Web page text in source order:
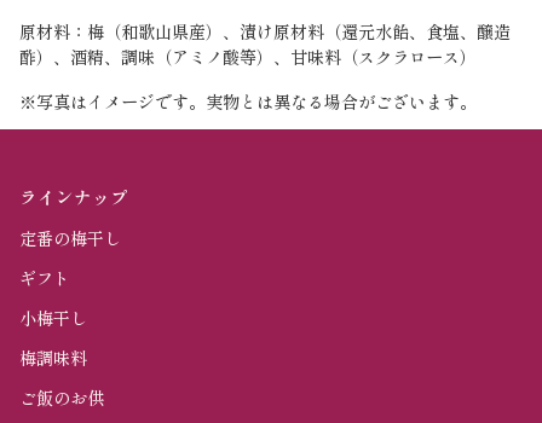
原材料：梅（和歌山県産）、漬け原材料（還元水飴、食塩、醸造
酢）、酒精、調味（アミノ酸等）、甘味料（スクラロース）
※写真はイメージです。実物とは異なる場合がございます。
ラインナップ
定番の梅干し
ギフト
小梅干し
梅調味料
ご飯のお供